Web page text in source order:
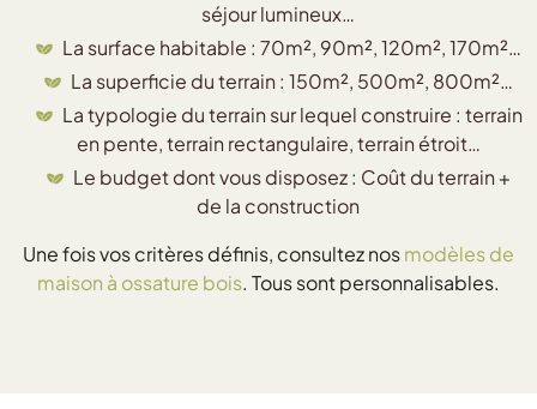
séjour lumineux…
La surface habitable : 70m², 90m², 120m², 170m²…
La superficie du terrain : 150m², 500m², 800m²…
La typologie du terrain sur lequel construire : terrain
en pente, terrain rectangulaire, terrain étroit…
Le budget dont vous disposez : Coût du terrain +
de la construction
Une fois vos critères définis, consultez nosmodèles de
maison à ossature bois. Tous sont personnalisables.